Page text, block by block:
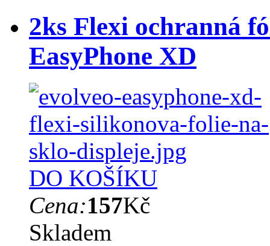
2ks Flexi ochranná
EasyPhone XD
DO KOŠÍKU
Cena:157Kč
Skladem